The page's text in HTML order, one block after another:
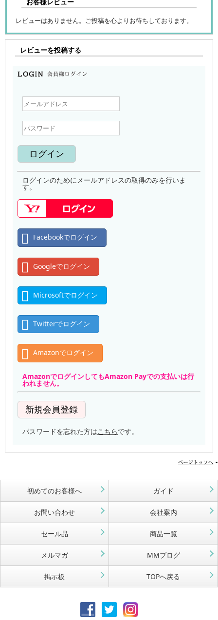
お客様レビュー
レビューはありません。ご投稿を心よりお待ちしております。
レビューを投稿する
ログインのためにメールアドレスの取得のみを行いま
す。
Facebookでログイン
Googleでログイン
Microsoftでログイン
Twitterでログイン
Amazonでログイン
AmazonでログインしてもAmazon Payでの支払いは行
われません。
パスワードを忘れた方はこちらです。
初めてのお客様へ ガイド
お問い合わせ 会社案内
セール品 商品一覧
メルマガ MMブログ
掲示板 TOPへ戻る